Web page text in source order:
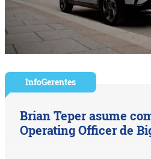
InfoGerentes
Brian Teper asume
Operating Officer de